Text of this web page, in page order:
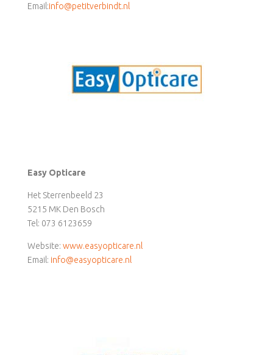
Email:info@petitverbindt.nl
Easy Opticare
Het Sterrenbeeld 23
5215 MK Den Bosch
Tel: 073 6123659
Website: www.easyopticare.nl
Email: info@easyopticare.nl